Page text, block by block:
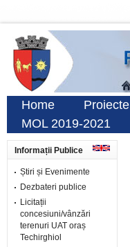
Home Proiecte
MOL 2019-2021
Informații Publice
Știri și Evenimente
Dezbateri publice
Licitații
concesiuni/vânzări
terenuri UAT oraș
Techirghiol